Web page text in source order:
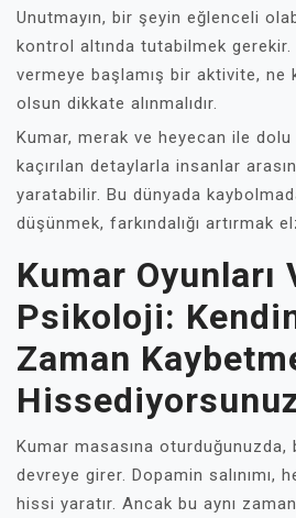
Unutmayın, bir şeyin eğlenceli
kontrol altında tutabilmek
vermeye başlamış bir aktivite, ne
olsun dikkate alınmalıdır.
Kumar, merak ve heyecan ile
kaçırılan detaylarla insanlar
yaratabilir. Bu dünyada
düşünmek, farkındalığı artırmak
Kumar Oyunları
Psikoloji:
Zaman
Kumar masasına oturduğunuzda,
devreye girer. Dopamin salınımı,
hissi yaratır. Ancak bu aynı